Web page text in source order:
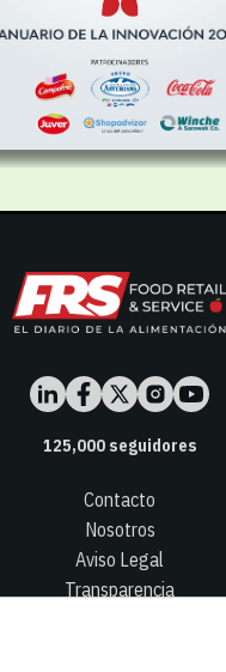
125,000seguidores
Contacto
Nosotros
Aviso Legal
Transparencia